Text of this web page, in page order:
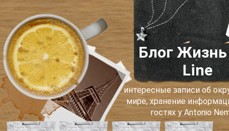
Блог Жизнь
Line
интересные записи об
мире, хранение
гостях у Antonio